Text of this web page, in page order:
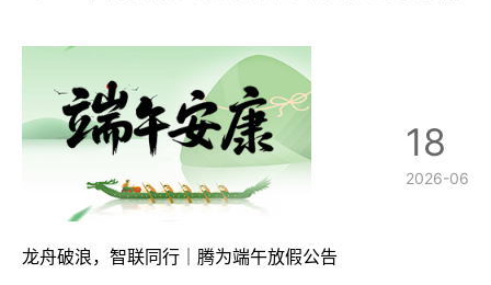
南深山，村寨分散、交通闭塞，属于典型的
龙舟破浪，智联同行｜腾为端午放假公告
18
2026-06